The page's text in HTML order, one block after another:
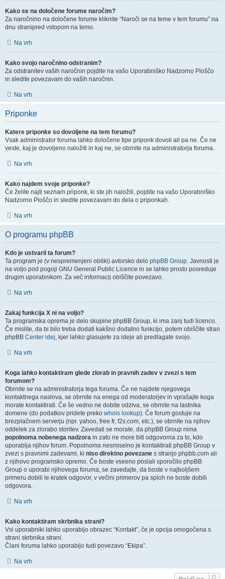
Kako se na določene forume naročim?
Za naročnino na določene forume kliknite “Naroči se na teme v tem forumu” na
dnu stranipred vstopom na temo.
Na vrh
Kako svojo naročnino odstranim?
Za odstranitev vaših naročnin pojdite na vašo Uporabniško Nadzorno Ploščo
in sledite povezavam do vaših naročnin.
Na vrh
Priponke
Katere priponke so dovoljene na tem forumu?
Vsak administrator foruma lahko določene tipe priponk dovoli ali pa ne. Če ne
veste, kaj je dovoljeno naložiti in kaj ne, se obrnite na administratorja foruma.
Na vrh
Kako najdem svoje priponke?
Če želite najti seznam priponk, ki ste jih naložili, pojdite na vašo Uporabniško
Nadzorno Ploščo in sledite povezavam do dela o priponkah.
Na vrh
O programu phpBB
Kdo je ustvaril ta forum?
Ta program je (v nespremenjeni obliki) avtorsko delo phpBB Group. Javnosti je
na voljo pod pogoji GNU General Public Licence in se lahko prosto posreduje
drugim uporabnikom. Za več informacij obiščite povezavo.
Na vrh
Zakaj funkcija X ni na voljo?
Ta programska oprema je delo skupine phpBB Group, ki ima zanj tudi licenco.
Če mislite, da bi bilo treba dodati kakšno dodatno funkcijo, potem obiščite stran
phpBB Center idej, kjer lahko glasujete za ideje ali predlagate svojo.
Na vrh
Koga lahko kontaktiram glede zlorab in pravnih zadev v zvezi s tem
forumom?
Obrnite se na administratorja tega foruma. Če ne najdete njegovega
kontaktnega naslova, se obrnite na enega od moderatorjev in vprašajte koga
morate kontaktirati. Če še vedno ne dobite odziva, se obrnite na lastnika
domene (do podatkov pridete preko whois lookup). Če forum gostuje na
brezplačnem serverju (npr. yahoo, free.fr, f2s.com, etc.), se obrnite na njihov
oddelek za zlorabo storitev. Zavedati se morate, da phpBB Group nima
popolnoma nobenega nadzora in zato ne more biti odgovorna za to, kdo
uporablja njihov forum. Popolnoma nesmiselno je kontaktirati phpBB Group v
zvezi s pravnimi zadevami, ki niso direktno povezane s stranjo phpbb.com ali
z njihovo programsko opremo. Če boste vseeno poslali sporočilo phpBB
Group o uporabi njihovega foruma, se zavedajte, da boste v najboljšem
primeru dobili le kratek odgovor, v večini primerov pa sploh ne boste dobili
odgovora.
Na vrh
Kako kontaktiram skrbnika strani?
Vsi uporabniki lahko uporabijo obrazec “Kontakt”, če je opcija omogočena s
strani skrbnika strani.
Člani foruma lahko uporabijo tudi povezavo “Ekipa”.
Na vrh